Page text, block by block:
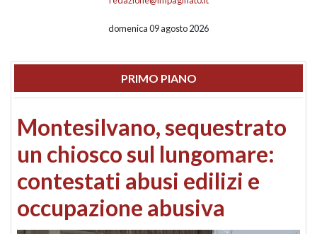
domenica 09 agosto 2026
PRIMO PIANO
Montesilvano, sequestrato
un chiosco sul lungomare:
contestati abusi edilizi e
occupazione abusiva